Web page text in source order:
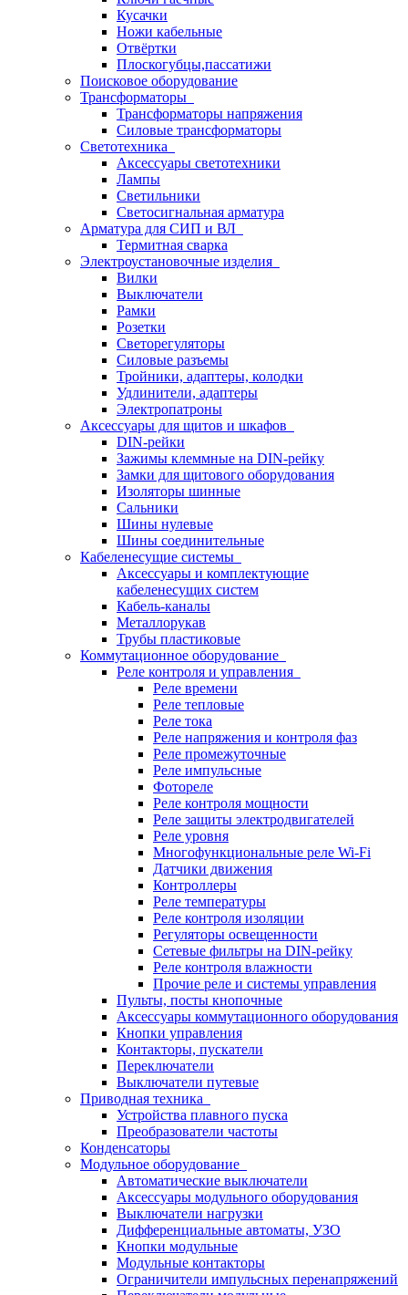
Кусачки
Ножи кабельные
Отвёртки
Плоскогубцы,пассатижи
Поисковое оборудование
Трансформаторы
Трансформаторы напряжения
Силовые трансформаторы
Светотехника
Аксессуары светотехники
Лампы
Светильники
Светосигнальная арматура
Арматура для СИП и ВЛ
Термитная сварка
Электроустановочные изделия
Вилки
Выключатели
Рамки
Розетки
Светорегуляторы
Силовые разъемы
Тройники, адаптеры, колодки
Удлинители, адаптеры
Электропатроны
Аксессуары для щитов и шкафов
DIN-рейки
Зажимы клеммные на DIN-рейку
Замки для щитового оборудования
Изоляторы шинные
Сальники
Шины нулевые
Шины соединительные
Кабеленесущие системы
Аксессуары и комплектующие
кабеленесущих систем
Кабель-каналы
Металлорукав
Трубы пластиковые
Коммутационное оборудование
Реле контроля и управления
Реле времени
Реле тепловые
Реле тока
Реле напряжения и контроля фаз
Реле промежуточные
Реле импульсные
Фотореле
Реле контроля мощности
Реле защиты электродвигателей
Реле уровня
Многофункциональные реле Wi-Fi
Датчики движения
Контроллеры
Реле температуры
Реле контроля изоляции
Регуляторы освещенности
Сетевые фильтры на DIN-рейку
Реле контроля влажности
Прочие реле и системы управления
Пульты, посты кнопочные
Аксессуары коммутационного оборудования
Кнопки управления
Контакторы, пускатели
Переключатели
Выключатели путевые
Приводная техника
Устройства плавного пуска
Преобразователи частоты
Конденсаторы
Модульное оборудование
Автоматические выключатели
Аксессуары модульного оборудования
Выключатели нагрузки
Дифференциальные автоматы, УЗО
Кнопки модульные
Модульные контакторы
Ограничители импульсных перенапряжений